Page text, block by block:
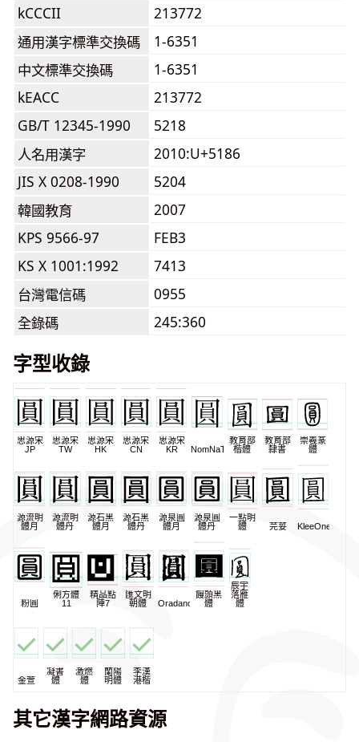
kCCCII
213772
通用漢字標準交換碼
1-6351
中文標準交換碼
1-6351
kEACC
213772
GB/T 12345-1990
5218
人名用漢字
2010:U+5186
JIS X 0208-1990
5204
韓國教育
2007
KPS 9566-97
FEB3
KS X 1001:1992
7413
台灣電信碼
0955
全錄碼
245:360
字型收錄
思源宋
JP
思源宋
TW
思源宋
HK
思源宋
CN
思源宋
KR
NomNaTong
教育部
楷體
教育部
隸書
崇羲篆
體
源流明
體月
源流明
體丹
源石黑
體月
源石黑
體丹
源泉圓
體月
源泉圓
體丹
一點明
體
芫荽 KleeOne
粉圓
俐方體
11
精品點
陣7
匯文明
朝體
Oradano
饅頭黑
體
辰宇
落雁
體
金萱
凝書
體
激燃
體
蘭陽
明體
李漢
港楷
其它漢字網路資源